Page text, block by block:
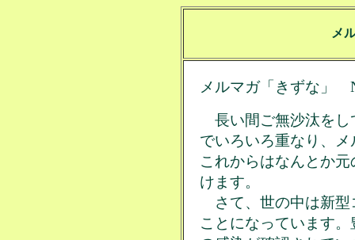
メ
メルマガ「きずな」
長い間ご無沙汰をし
でいろいろ重なり、
これからはなんとか
けます。
さて、世の中は新型
ことになっています